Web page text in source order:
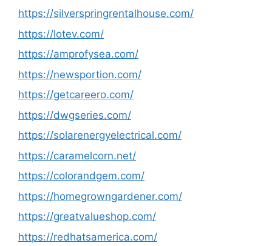
https://silverspringrentalhouse.com/
https://lotev.com/
https://amprofysea.com/
https://newsportion.com/
https://getcareero.com/
https://dwgseries.com/
https://solarenergyelectrical.com/
https://caramelcorn.net/
https://colorandgem.com/
https://homegrowngardener.com/
https://greatvalueshop.com/
https://redhatsamerica.com/